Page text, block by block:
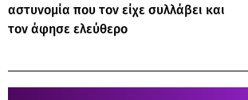
αστυνομία που τον είχε συλλάβει και
τον άφησε ελεύθερο